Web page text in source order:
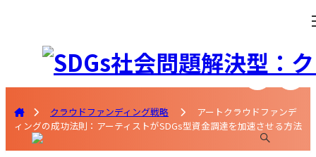
クラウドファンディング戦略
アートクラウドファンデ
ィングの成功法則：アーティストがSDGs型資金調達を加速させる方法